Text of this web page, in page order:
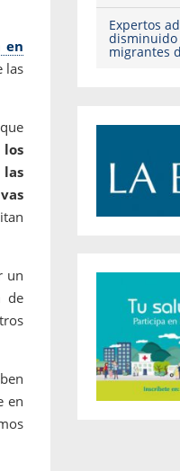
en
las
los
un
de
en
Expertos
disminuido
migrantes